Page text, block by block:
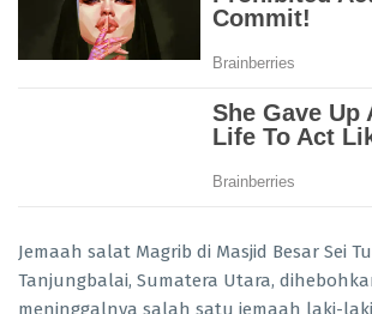
Jemaah salat Magrib di Masjid Besar Sei
Tanjungbalai, Sumatera Utara,
meninggalnya salah satu jemaah laki-